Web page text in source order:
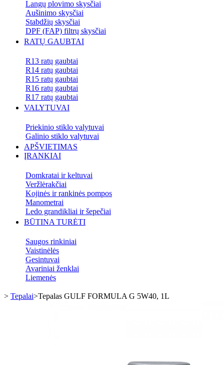
Langų plovimo skysčiai
Aušinimo skysčiai
Stabdžių skysčiai
DPF (FAP) filtrų skysčiai
RATŲ GAUBTAI
R13 ratų gaubtai
R14 ratų gaubtai
R15 ratų gaubtai
R16 ratų gaubtai
R17 ratų gaubtai
VALYTUVAI
Priekinio stiklo valytuvai
Galinio stiklo valytuvai
APŠVIETIMAS
ĮRANKIAI
Domkratai ir keltuvai
Veržlėrakčiai
Kojinės ir rankinės pompos
Manometrai
Ledo grandikliai ir šepečiai
BŪTINA TURĖTI
Saugos rinkiniai
Vaistinėlės
Gesintuvai
Avariniai ženklai
Liemenės
> Tepalai>Tepalas GULF FORMULA G 5W40, 1L